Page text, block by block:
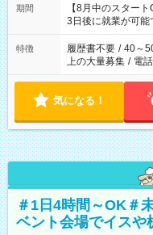
「できれば残業は
ね。 ※Wワーク希望の方へ 今ご覧のお仕事で希望する勤務時間
と、もう1つのお
合は応募できませ
期間
【8月中のスター
3日後に就業が可能
特徴 履歴書不要 / 40～
上の大量募集 / 電
気になる！
＃1日4時間～OK＃
ベント会場でイスや